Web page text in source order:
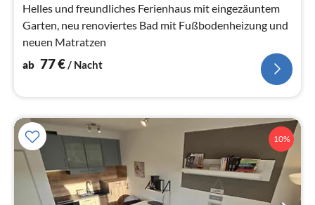
Helles und freundliches Ferienhaus mit eingezäuntem
Garten, neu renoviertes Bad mit Fußbodenheizung und
neuen Matratzen
ab 77€ / Nacht
10%